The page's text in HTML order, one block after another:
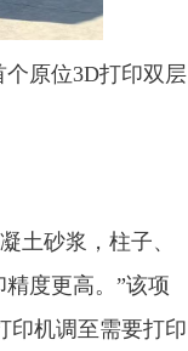
原位3D打印双层
土砂浆，柱子、
度更高。”该项
印机调至需要打印